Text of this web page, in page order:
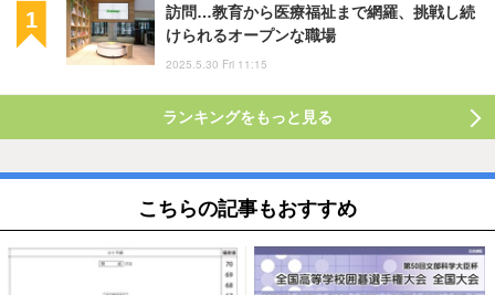
訪問…教育から医療福祉まで網羅、挑戦し続
けられるオープンな職場
2025.5.30 Fri 11:15
ランキングをもっと見る
こちらの記事もおすすめ